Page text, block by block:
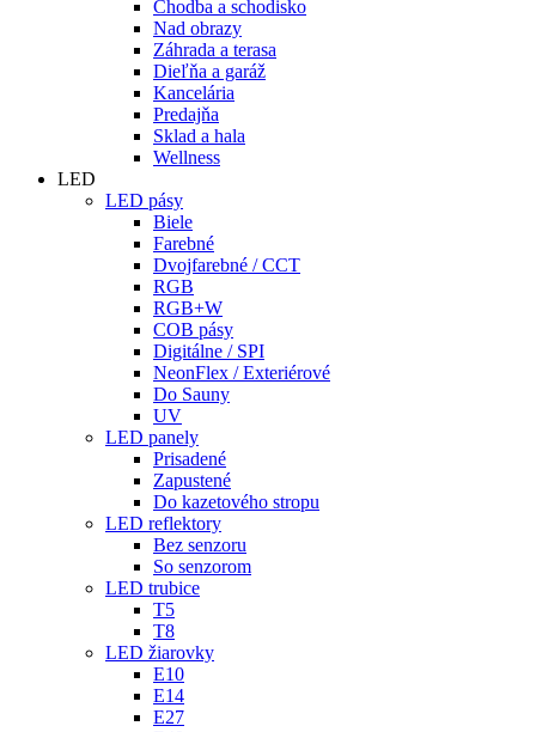
Chodba a schodisko
Nad obrazy
Záhrada a terasa
Dieľňa a garáž
Kancelária
Predajňa
Sklad a hala
Wellness
LED
LED pásy
Biele
Farebné
Dvojfarebné / CCT
RGB
RGB+W
COB pásy
Digitálne / SPI
NeonFlex / Exteriérové
Do Sauny
UV
LED panely
Prisadené
Zapustené
Do kazetového stropu
LED reflektory
Bez senzoru
So senzorom
LED trubice
T5
T8
LED žiarovky
E10
E14
E27